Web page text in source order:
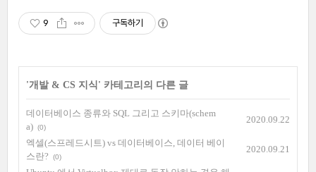
9 구독하기
'개발 & CS 지식 ' 카테고리의 다른 글
데이터베이스 종류와 SQL 그리고 스키마(schem
a) (0)
2020.09.22
엑셀(스프레드시트) vs 데이터베이스, 데이터 베이
스란?
(0)
2020.09.21